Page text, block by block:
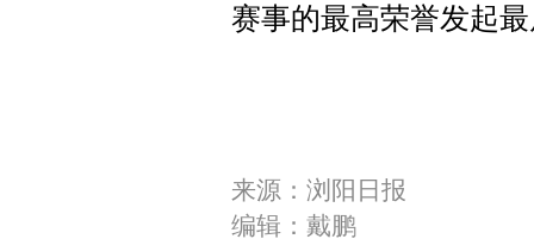
赛事的最高荣誉发起
来源：浏阳日报
编辑：戴鹏